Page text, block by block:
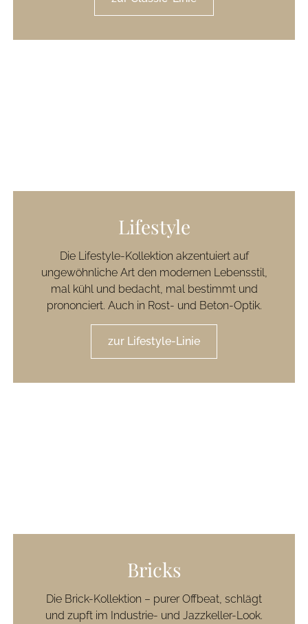
Lifestyle
Die Lifestyle-Kollektion akzentuiert auf
ungewöhnliche Art den modernen Lebensstil,
mal kühl und bedacht, mal bestimmt und
prononciert. Auch in Rost- und Beton-Optik.
zur Lifestyle-Linie
Bricks
Die Brick-Kollektion – purer Offbeat, schlägt
und zupft im Industrie- und Jazzkeller-Look.